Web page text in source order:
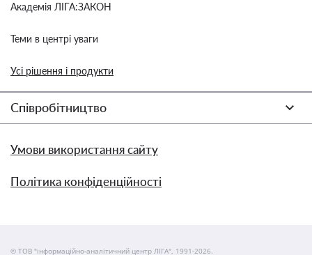
Академія ЛІГА:ЗАКОН
Теми в центрі уваги
Усі рішення і продукти
Співробітництво
Умови використання сайту
Політика конфіденційності
© ТОВ "інформаційно-аналітичний центр ЛІГА", 1991-2026.